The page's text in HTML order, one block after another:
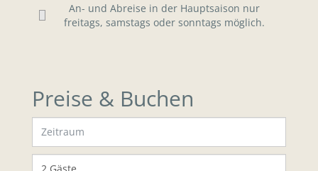
An- und Abreise in der Hauptsaison nur
freitags, samstags oder sonntags möglich.
Preise & Buchen